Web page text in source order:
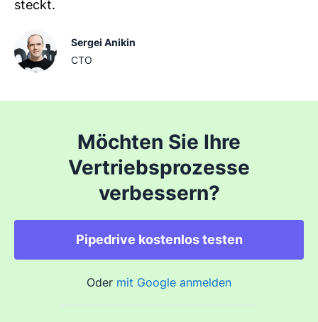
steckt.
Sergei Anikin
CTO
Möchten Sie Ihre
Vertriebsprozesse
verbessern?
Pipedrive kostenlos testen
Oder mit Google anmelden